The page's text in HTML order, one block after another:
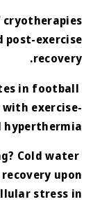
post-exercise
recovery.
in football
exercise-
hyperthermia
Cold water
upon
stress in